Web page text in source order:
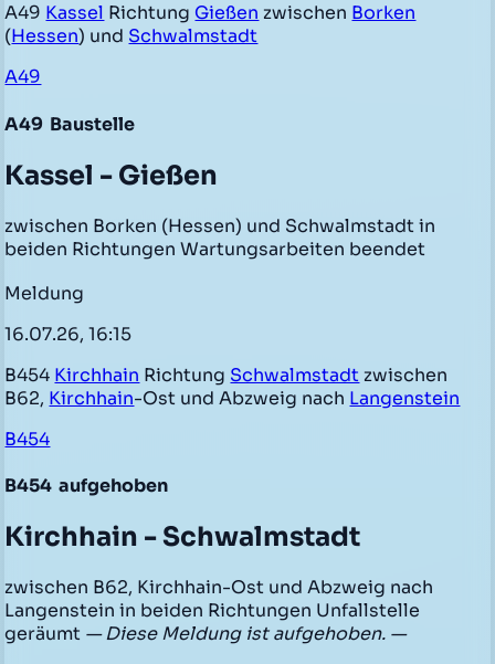
A49 Kassel Richtung Gießen zwischen Borken
(Hessen) und Schwalmstadt
A49
A49 Baustelle
Kassel - Gießen
zwischen Borken (Hessen) und Schwalmstadt in
beiden Richtungen Wartungsarbeiten beendet
Meldung
16.07.26, 16:15
B454 Kirchhain Richtung Schwalmstadt zwischen
B62, Kirchhain-Ost und Abzweig nach Langenstein
B454
B454 aufgehoben
Kirchhain - Schwalmstadt
zwischen B62, Kirchhain-Ost und Abzweig nach
Langenstein in beiden Richtungen Unfallstelle
geräumt — Diese Meldung ist aufgehoben. —